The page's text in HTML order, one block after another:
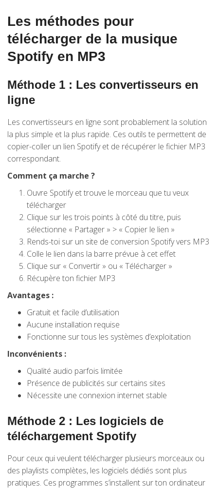
Les méthodes pour
télécharger de la musique
Spotify en MP3
Méthode 1 : Les convertisseurs en
ligne
Les convertisseurs en ligne sont probablement la solution
la plus simple et la plus rapide. Ces outils te permettent de
copier-coller un lien Spotify et de récupérer le fichier MP3
correspondant.
Comment ça marche ?
Ouvre Spotify et trouve le morceau que tu veux
télécharger
Clique sur les trois points à côté du titre, puis
sélectionne « Partager » > « Copier le lien »
Rends-toi sur un site de conversion Spotify vers MP3
Colle le lien dans la barre prévue à cet effet
Clique sur « Convertir » ou « Télécharger »
Récupère ton fichier MP3
Avantages :
Gratuit et facile d’utilisation
Aucune installation requise
Fonctionne sur tous les systèmes d’exploitation
Inconvénients :
Qualité audio parfois limitée
Présence de publicités sur certains sites
Nécessite une connexion internet stable
Méthode 2 : Les logiciels de
téléchargement Spotify
Pour ceux qui veulent télécharger plusieurs morceaux ou
des playlists complètes, les logiciels dédiés sont plus
pratiques. Ces programmes s’installent sur ton ordinateur